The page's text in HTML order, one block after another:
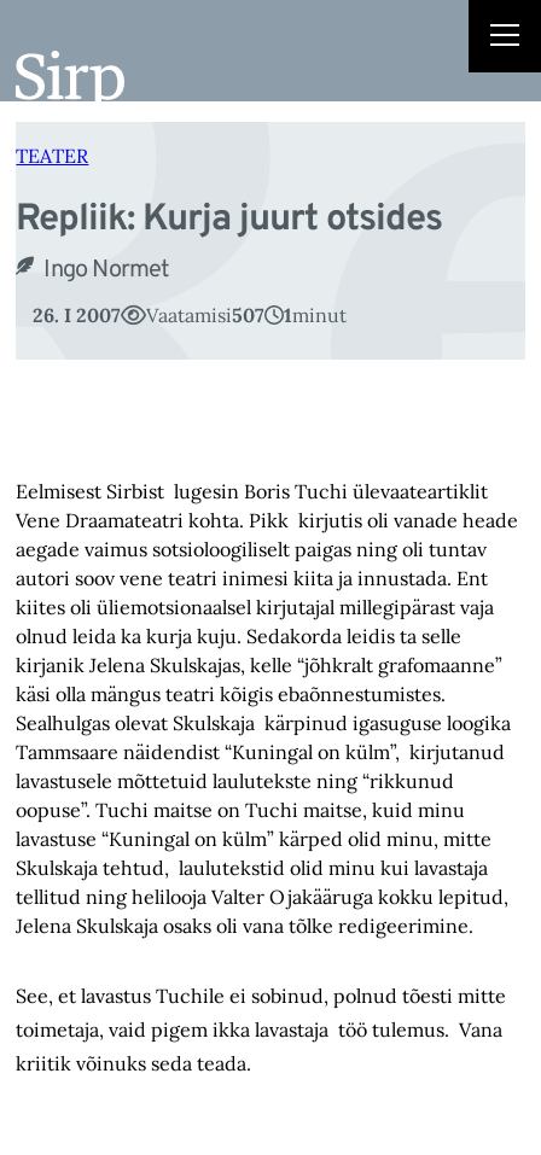
juurde
TEATER
Repliik: Kurja juurt otsides
Ingo Normet
26. I 2007 Vaatamisi507 1minut
Eelmisest Sirbist lugesin Boris Tuchi ülevaateartiklit
Vene Draamateatri kohta. Pikk kirjutis oli vanade heade
aegade vaimus sotsioloogiliselt paigas ning oli tuntav
autori soov vene teatri inimesi kiita ja innustada. Ent
kiites oli üliemotsionaalsel kirjutajal millegipärast vaja
olnud leida ka kurja kuju. Sedakorda leidis ta selle
kirjanik Jelena Skulskajas, kelle “jõhkralt grafomaanne”
käsi olla mängus teatri kõigis ebaõnnestumistes.
Sealhulgas olevat Skulskaja kärpinud igasuguse loogika
Tammsaare näidendist “Kuningal on külm”, kirjutanud
lavastusele mõttetuid laulutekste ning “rikkunud
oopuse”. Tuchi maitse on Tuchi maitse, kuid minu
lavastuse “Kuningal on külm” kärped olid minu, mitte
Skulskaja tehtud, laulutekstid olid minu kui lavastaja
tellitud ning helilooja Valter Ojakääruga kokku lepitud,
Jelena Skulskaja osaks oli vana tõlke redigeerimine.
See, et lavastus Tuchile ei sobinud, polnud tõesti mitte
toimetaja, vaid pigem ikka lavastaja töö tulemus. Vana
kriitik võinuks seda teada.